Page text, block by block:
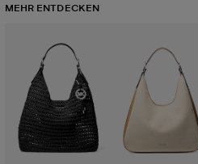
MEHR ENTDECKEN